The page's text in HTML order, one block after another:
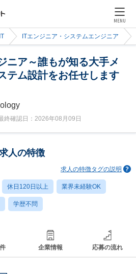
MENU
ITエンジニア・システムエンジニア
ニア～誰もが知る大手メ
テム設計をお任せします
確認日：2026年08月09日
人の特徴
求人の特徴タグの説明
休日120日以上 業界未経験OK
学歴不問
企業情報 応募の流れ